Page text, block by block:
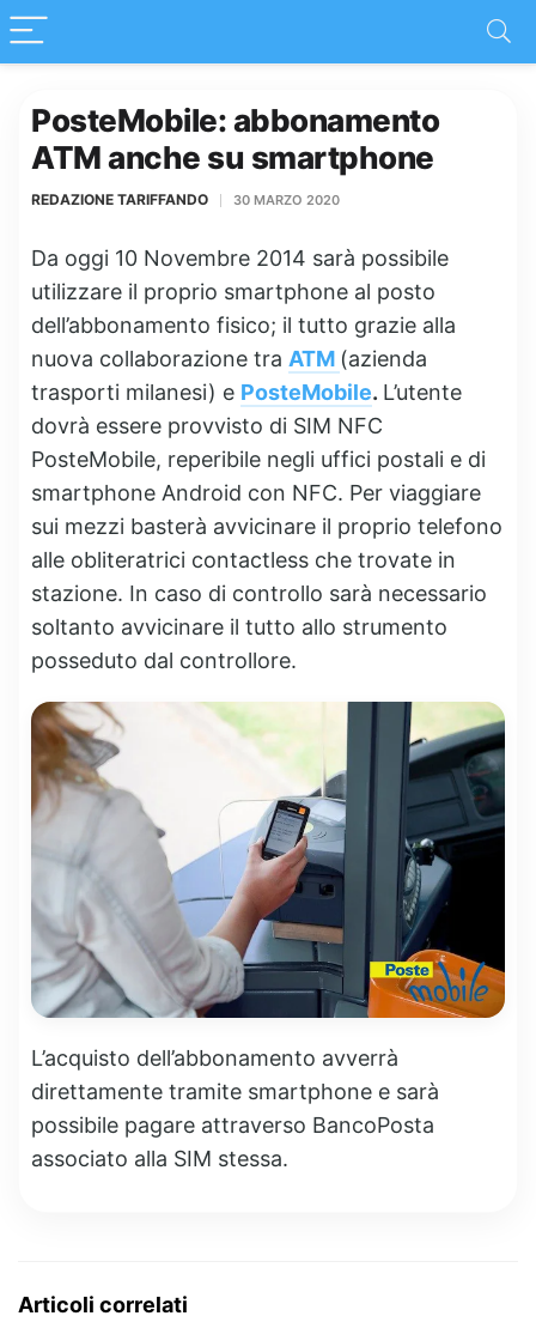
PosteMobile: abbonamento
ATM anche su smartphone
REDAZIONE TARIFFANDO 30 MARZO 2020
Da oggi 10 Novembre 2014 sarà possibile
utilizzare il proprio smartphone al posto
dell’abbonamento fisico; il tutto grazie alla
nuova collaborazione tra ATM (azienda
trasporti milanesi) e PosteMobile. L’utente
dovrà essere provvisto di SIM NFC
PosteMobile, reperibile negli uffici postali e di
smartphone Android con NFC. Per viaggiare
sui mezzi basterà avvicinare il proprio telefono
alle obliteratrici contactless che trovate in
stazione. In caso di controllo sarà necessario
soltanto avvicinare il tutto allo strumento
posseduto dal controllore.
L’acquisto dell’abbonamento avverrà
direttamente tramite smartphone e sarà
possibile pagare attraverso BancoPosta
associato alla SIM stessa.
Articoli correlati